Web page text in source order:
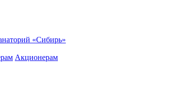
«Сибирь»
Акционерам